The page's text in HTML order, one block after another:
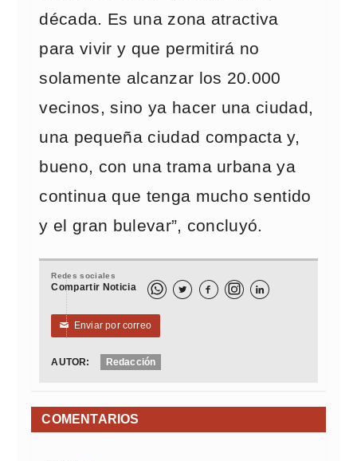
década. Es una zona atractiva
para vivir y que permitirá no
solamente alcanzar los 20.000
vecinos, sino ya hacer una ciudad,
una pequeña ciudad compacta y,
bueno, con una trama urbana ya
continua que tenga mucho sentido
y el gran bulevar”, concluyó.
Redes sociales
Compartir Noticia   
✉ Enviar por correo
AUTOR: Redacción
COMENTARIOS